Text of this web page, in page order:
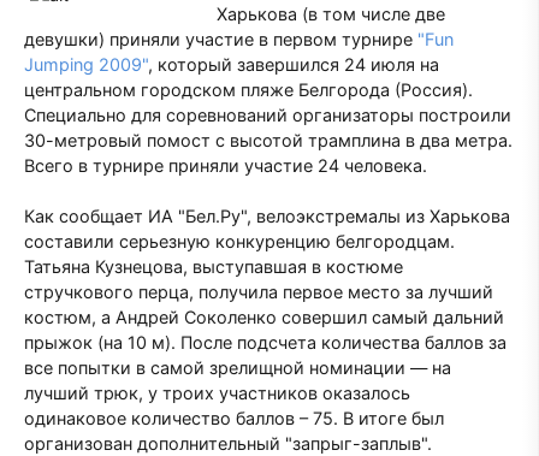
Харькова (в том числе две
девушки) приняли участие в первом турнире "Fun
Jumping 2009", который завершился 24 июля на
центральном городском пляже Белгорода (Россия).
Специально для соревнований организаторы построили
30-метровый помост с высотой трамплина в два метра.
Всего в турнире приняли участие 24 человека.
Как сообщает ИА "Бел.Ру", велоэкстремалы из Харькова
составили серьезную конкуренцию белгородцам.
Татьяна Кузнецова, выступавшая в костюме
стручкового перца, получила первое место за лучший
костюм, а Андрей Соколенко совершил самый дальний
прыжок (на 10 м). После подсчета количества баллов за
все попытки в самой зрелищной номинации — на
лучший трюк, у троих участников оказалось
одинаковое количество баллов – 75. В итоге был
организован дополнительный "запрыг-заплыв".